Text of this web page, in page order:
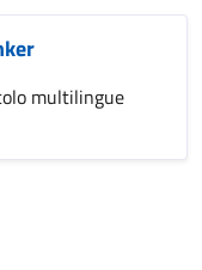
multilingue